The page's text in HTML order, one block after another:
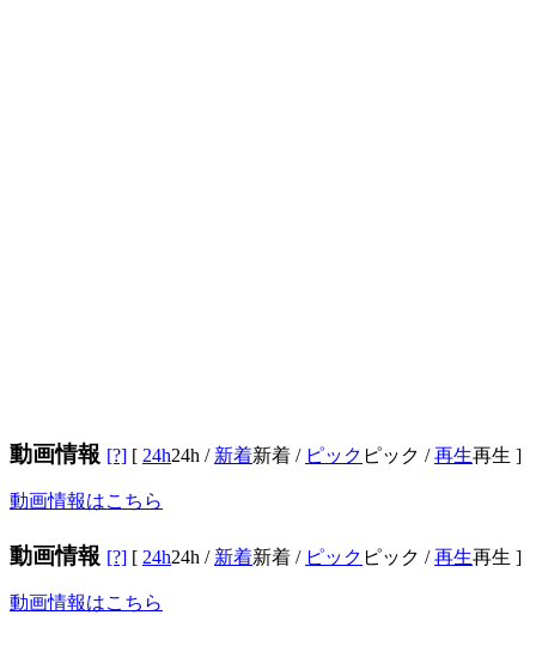
動画情報 [?] [ 24h24h / 新着新着 / ピック ピック /再生再生 ]
動画情報はこちら
動画情報 [?] [ 24h24h / 新着新着 / ピック ピック /再生再生 ]
動画情報はこちら